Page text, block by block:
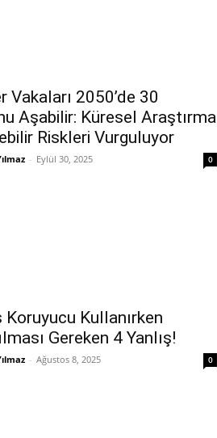
Vakaları 2050’de 30
Aşabilir: Küresel Araştırma
Riskleri Vurguluyor
- Eylül 30, 2025 0
Koruyucu Kullanırken
Gereken 4 Yanlış!
- Ağustos 8, 2025 0